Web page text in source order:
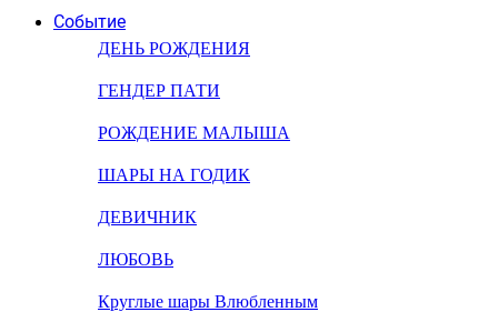
Событие
ДЕНЬ РОЖДЕНИЯ
ГЕНДЕР ПАТИ
РОЖДЕНИЕ МАЛЫША
ШАРЫ НА ГОДИК
ДЕВИЧНИК
ЛЮБОВЬ
Круглые шары Влюбленным